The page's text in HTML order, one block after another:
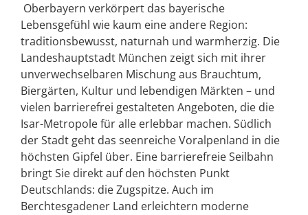
Oberbayern verkörpert das bayerische
Lebensgefühl wie kaum eine andere Region:
traditionsbewusst, naturnah und warmherzig. Die
Landeshauptstadt München zeigt sich mit ihrer
unverwechselbaren Mischung aus Brauchtum,
Biergärten, Kultur und lebendigen Märkten – und
vielen barrierefrei gestalteten Angeboten, die die
Isar-Metropole für alle erlebbar machen. Südlich
der Stadt geht das seenreiche Voralpenland in die
höchsten Gipfel über. Eine barrierefreie Seilbahn
bringt Sie direkt auf den höchsten Punkt
Deutschlands: die Zugspitze. Auch im
Berchtesgadener Land erleichtern moderne